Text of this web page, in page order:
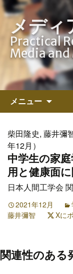
メディ
Practical
Media
メニュー
ン
へ
ス
キ
ッ
プ
柴田隆史, 藤井彌
年12月）
中学生の家
用と健康面
日本人間工学会
2021年12月
藤井彌智
Xに
関連性のある